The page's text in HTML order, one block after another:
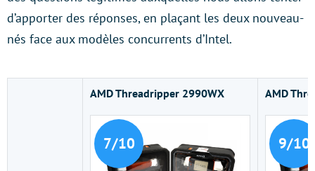
d’apporter des réponses, en plaçant les deux nouveau-
nés face aux modèles concurrents d’Intel.
AMD Threadripper 2990WX
7/10
AMD
9/10